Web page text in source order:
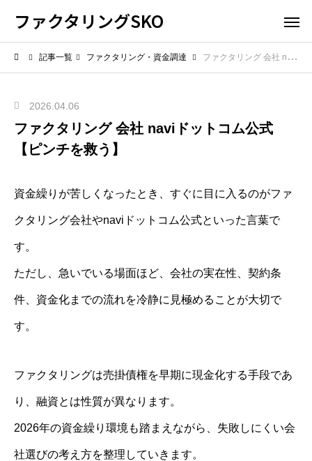
ファクタリングSKO
記事一覧 ファクタリング・資金調達 ファクタリング 会社 naviドットコム公式 【ピンチを救う】
2026.04.06
ファクタリング 会社 naviドットコム公式
【ピンチを救う】
資金繰りが苦しくなったとき、すぐに目に入るのがファ
クタリング会社やnaviドットコム公式といった言葉で
す。
ただし、急いでいる場面ほど、会社の実在性、契約条
件、資金化までの流れを冷静に見極めることが大切で
す。
ファクタリングは売掛債権を早期に現金化する手段であ
り、融資とは性質が異なります。
2026年の資金繰り環境も踏まえながら、失敗しにくい会
社選びの考え方を整理していきます。